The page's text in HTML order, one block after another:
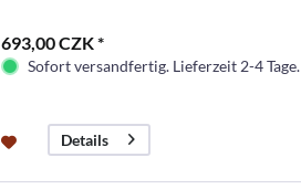
693,00 CZK *
Sofort versandfertig. Lieferzeit 2-4 Tage.
Details